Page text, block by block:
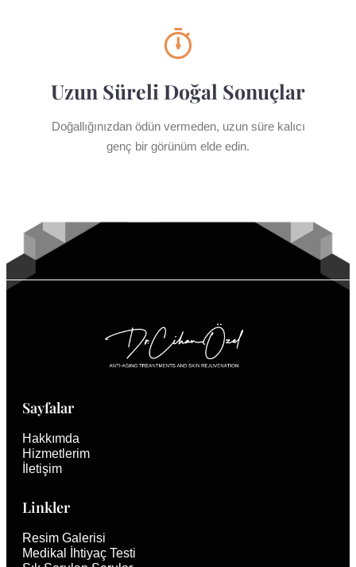
Uzun Süreli Doğal Sonuçlar
Doğallığınızdan ödün vermeden, uzun süre kalıcı
genç bir görünüm elde edin.
Sayfalar
Hakkımda
Hizmetlerim
İletişim
Linkler
Resim Galerisi
Medikal İhtiyaç Testi